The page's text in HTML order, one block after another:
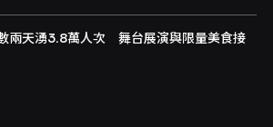
兩天湧3.8萬人次 舞台展演與限量美食接